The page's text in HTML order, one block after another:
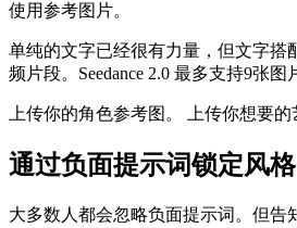
使用参考图片。
单纯的文字已经很有力量，但文字搭
频片段。Seedance 2.0 最多支持9张图
上传你的角色参考图。 上传你想要
通过负面提示词锁定风格
大多数人都会忽略负面提示词。但告